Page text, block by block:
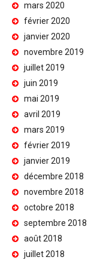
mars 2020
février 2020
janvier 2020
novembre 2019
juillet 2019
juin 2019
mai 2019
avril 2019
mars 2019
février 2019
janvier 2019
décembre 2018
novembre 2018
octobre 2018
septembre 2018
août 2018
juillet 2018